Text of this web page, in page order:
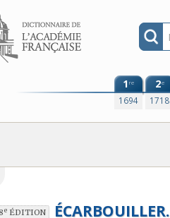
Aller au contenu
1re
1694
2e
1718
8e ÉDITION ÉCARBOUILLER.